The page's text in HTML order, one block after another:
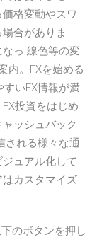
格変動やスワ
合がありま
っ 線色等の変
内。FXを始める
いFX情報が満
投資をはじめ
ッシュバック
される様々な通
ュアル化して
カスタマイズ
のボタンを押し